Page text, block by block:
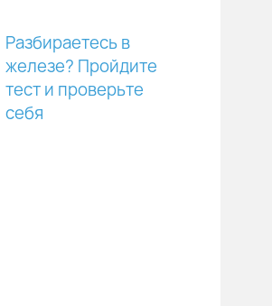
Разбираетесь в
железе? Пройдите
тест и проверьте
себя